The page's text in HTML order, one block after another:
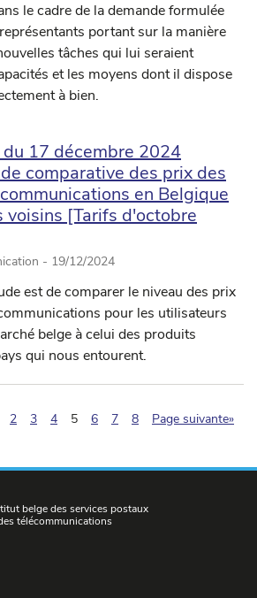
le cadre de la demande formulée
portant sur la manière
tâches qui lui seraient
et les moyens dont il dispose
à bien.
17 décembre 2024
comparative des prix des
en Belgique
voisins [Tarifs d'octobre
- 19/12/2024
est de comparer le niveau des prix
pour les utilisateurs
belge à celui des produits
qui nous entourent.
2 3 4 5(pagination.current)
6 7 8 Page suivante»
belge des services postaux
télécommunications